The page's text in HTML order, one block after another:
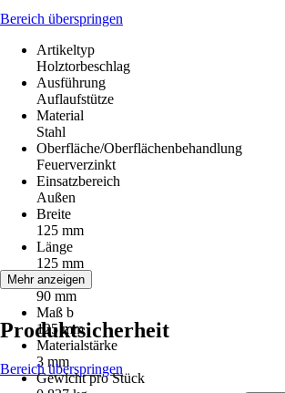
Bereich überspringen
Artikeltyp
Holztorbeschlag
Ausführung
Auflaufstütze
Material
Stahl
Oberfläche/Oberflächenbehandlung
Feuerverzinkt
Einsatzbereich
Außen
Breite
125 mm
Länge
125 mm
Maß a
90 mm
Maß b
125 mm
Materialstärke
3 mm
Gewicht pro Stück
Mehr anzeigen
Produktsicherheit
Bereich überspringen